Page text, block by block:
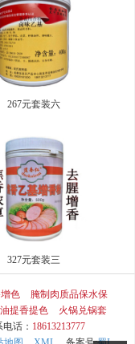
267元套装六
327元套装三
色
腌制肉质品保水保
提香提色
火锅兑锅套
话： 18613213777